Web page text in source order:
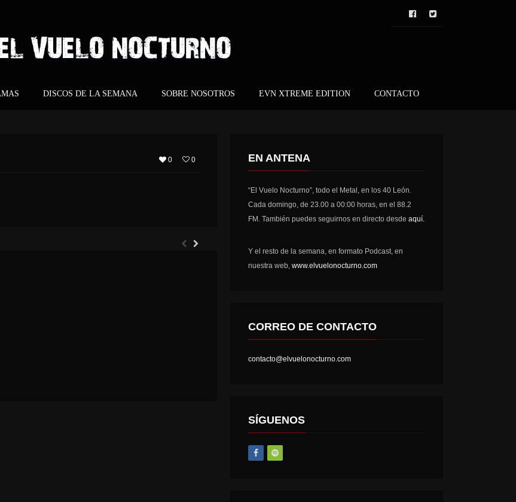
DISCOS DE LA SEMANA SOBRE NOSOTROS EVN XTREME EDITION CONTACTO
0 0 EN ANTENA
“El Vuelo Nocturno”, todo el Metal, en los 40 León.
Cada domingo, de 23.00 a 00:00 horas, en el 88.2
FM. También puedes seguirnos en directo desdeaquí.
Y el resto de la semana, en formato Podcast, en
nuestra web,www.elvuelonocturno.com
CORREO DE CONTACTO
contacto@elvuelonocturno.com
SÍGUENOS